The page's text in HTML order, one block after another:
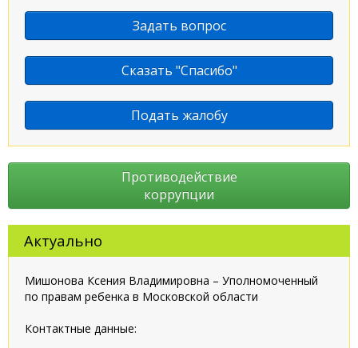
Задать вопрос
Сказать "Спасибо"
Подать жалобу
Противодействие
коррупции
Актуально
Мишонова Ксения Владимировна – Уполномоченный
по правам ребенка в Московской области
Контактные данные: